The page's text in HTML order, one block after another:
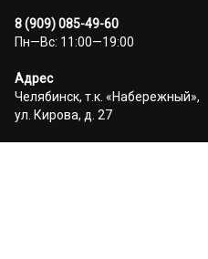
8 (909) 085-49-60
Пн—Вс: 11:00—19:00
Адрес
Челябинск, т.к. «Набережный»,
ул. Кирова, д. 27